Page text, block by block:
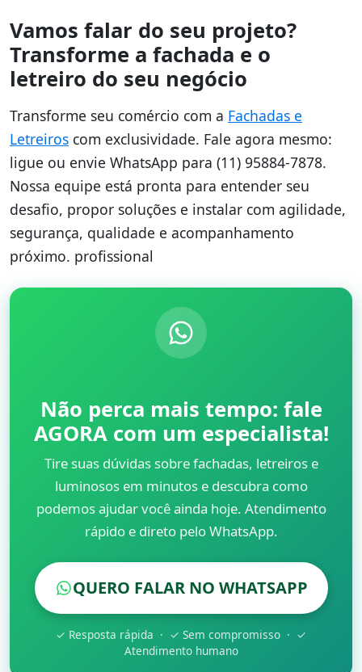
Vamos falar do seu projeto?
Transforme a fachada e o
letreiro do seu negócio
Transforme seu comércio com a Fachadas e
Letreiros com exclusividade. Fale agora mesmo:
ligue ou envie WhatsApp para (11) 95884-7878.
Nossa equipe está pronta para entender seu
desafio, propor soluções e instalar com agilidade,
segurança, qualidade e acompanhamento
próximo. profissional
Não perca mais tempo: fale
AGORA com um especialista!
Tire suas dúvidas sobre fachadas, letreiros e
luminosos em minutos e descubra como
podemos ajudar você ainda hoje. Atendimento
rápido e direto pelo WhatsApp.
QUERO FALAR NO WHATSAPP
✓ Resposta rápida · ✓ Sem compromisso · ✓
Atendimento humano